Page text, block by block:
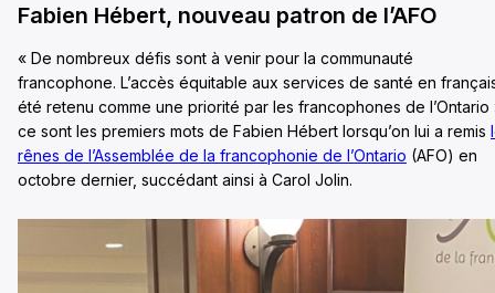
Fabien Hébert, nouveau patron de l’AFO
« De nombreux défis sont à venir pour la communauté
francophone. L’accès équitable aux services de santé en
été retenu comme une priorité par les francophones de l’Ontario
ce sont les premiers mots de Fabien Hébert lorsqu’on lui a remis
rênes de l’Assemblée de la francophonie de l’Ontario (AFO) en
octobre dernier, succédant ainsi à Carol Jolin.